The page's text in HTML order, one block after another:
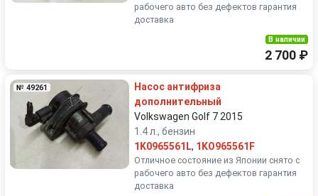
рабочего авто без дефектов гарантия
доставка
В наличии
2 700 ₽
№ 49261
Насос антифриза
дополнительный
Volkswagen Golf 7 2015
1.4 л., бензин
1K0965561L, 1KO965561F
Отличное состояние из Японии снято с
рабочего авто без дефектов гарантия
доставка